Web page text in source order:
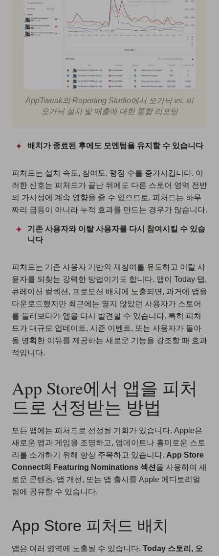
AppTweak의 Reporting Studio에서 오가닉 vs. 비
오가닉 설치 및 매출에 대한 통합 리포팅
배치가 종료된 후에도 모멘텀을 유지할 수 있습니다
피처드는 설치 속도, 참여도, 평점 수를 증가시킵니다. 이
러한 신호는 피처드가 끝난 뒤에도 다른 스토어 영역 전반
의 가시성에 계속 영향을 줄 수 있으므로, 피처드는 하루
짜리 급등이 아니라 누적 효과를 만드는 경우가 많습니다.
기존 사용자와 이탈 사용자를 다시 참여시킬 수 있습
니다
피처드는 기존 사용자 기반의 재참여를 유도하고 이탈 사
용자를 되찾는 강력한 방법이기도 합니다. 앱이 Today 탭,
큐레이션 컬렉션, 프로모션 배치에 노출되면, 과거에 앱을
다운로드했지만 최근에는 열지 않았던 사용자가 스토어
를 둘러보다가 앱을 다시 발견할 수 있습니다. 특히 피처
드가 대규모 업데이트, 시즌 이벤트, 또는 사용자가 돌아
올 명확한 이유를 제공하는 새로운 기능을 강조할 때 효과
적입니다.
App Store에서 앱을 피처
드로 선정받는 방법
모든 앱에는 피처드로 선정될 기회가 있습니다. Apple은
새로운 앱과 게임을 조명하고, 업데이트나 흥미로운 스토
리를 소개하기 위해 항상 주목하고 있습니다. App Store
Connect의 Featuring Nominations 섹션을 사용하여 새
로운 콘텐츠, 앱 개선, 또는 앱 출시를 Apple 에디토리얼
팀에 공유할 수 있습니다.
App Store 피처드 배치
앱은 여러 영역에 노출될 수 있습니다. Today 스토리, 오